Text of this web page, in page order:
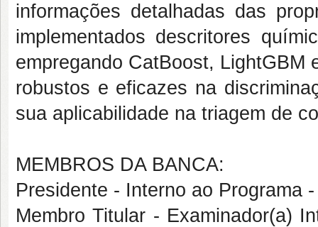
informações detalhadas das
implementados descritores
empregando CatBoost, LightGBM
robustos e eficazes na
sua aplicabilidade na triagem de
MEMBROS DA BANCA:
Presidente - Interno ao Programa
Membro Titular - Examinador(a)